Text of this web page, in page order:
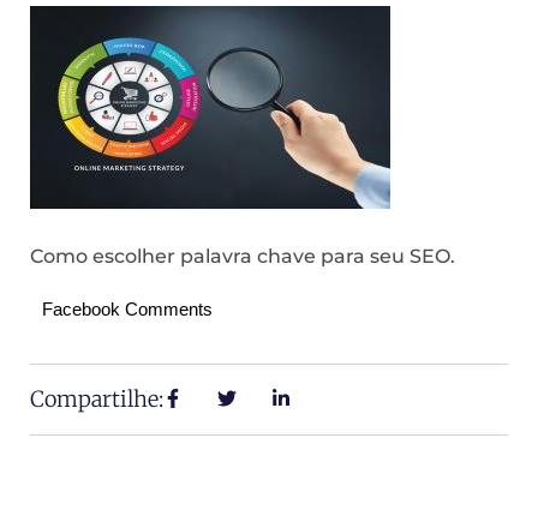
Como escolher palavra chave para seu SEO.
Facebook Comments
Compartilhe: